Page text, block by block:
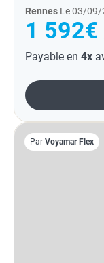
Rennes Le 03/09/
1 592€
Payable en 4x
Par Voyamar Flex